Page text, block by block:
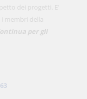
dei progetti. E'
membri della
per gli